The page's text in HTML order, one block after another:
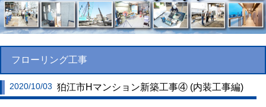
フローリング工事
2020/10/03 狛江市Hマンション新築工事④ (内装工事編)